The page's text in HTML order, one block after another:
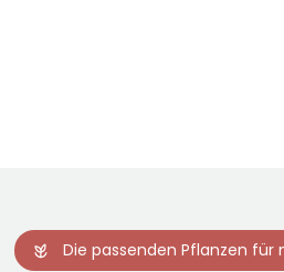
Die passenden Pflanzen